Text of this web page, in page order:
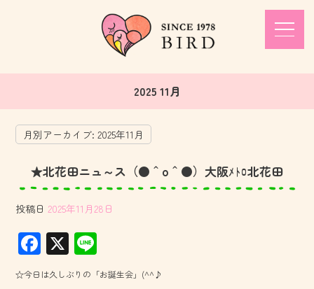
2025 11月
月別アーカイブ:2025年11月
★北花田ニュ～ス（●＾o＾●）大阪ﾒﾄﾛ北花田
投稿日 2025年11月28日
F
ac
X
ne
☆今日は久しぶりの「お誕生会」(^^♪